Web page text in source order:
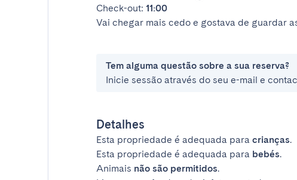
Check-out: 11:00
Vai chegar mais cedo e gostava de guardar
Tem alguma questão sobre a sua reserva?
Inicie sessão através do seu e-mail e
Detalhes
Esta propriedade é adequada para crianças.
Esta propriedade é adequada para bebés.
Animais não são permitidos.